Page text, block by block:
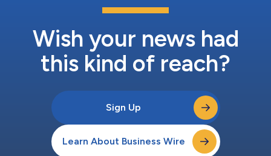
Wish your news had
this kind of reach?
Sign Up
Learn About Business Wire